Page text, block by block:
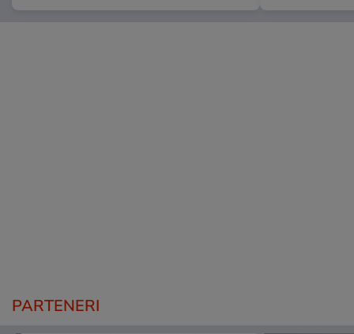
PARTENERI